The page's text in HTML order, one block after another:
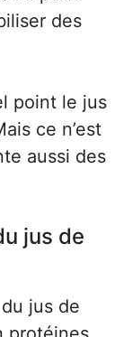
des
point le jus
ce n’est
aussi des
jus de
jus de